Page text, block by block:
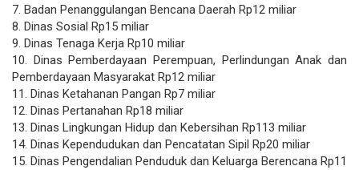
7. Badan Penanggulangan Bencana Daerah Rp12 miliar
8. Dinas Sosial Rp15 miliar
9. Dinas Tenaga Kerja Rp10 miliar
10. Dinas Pemberdayaan Perempuan, Perlindungan Anak dan
Pemberdayaan Masyarakat Rp12 miliar
11. Dinas Ketahanan Pangan Rp7 miliar
12. Dinas Pertanahan Rp18 miliar
13. Dinas Lingkungan Hidup dan Kebersihan Rp113 miliar
14. Dinas Kependudukan dan Pencatatan Sipil Rp20 miliar
15. Dinas Pengendalian Penduduk dan Keluarga Berencana Rp11